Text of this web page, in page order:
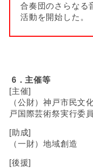
合奏団のさらなる
活動を開始した。
6 ．主催等
[主催]
（公財）神戸市民文
戸国際芸術祭実行委
[助成]
（一財）地域創造
[後援]